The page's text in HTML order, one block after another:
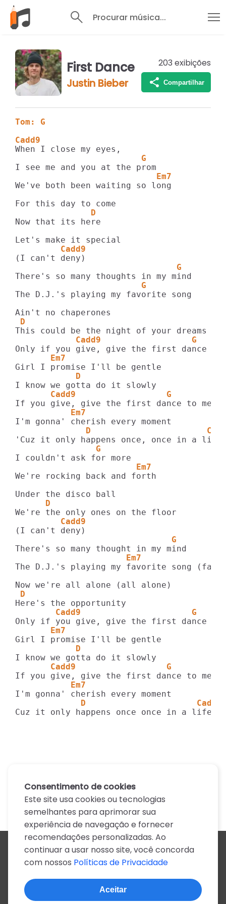
Procurar música...
First Dance
Justin Bieber
203 exibições
Compartilhar
Tom: G
Cadd9
                         G
                            Em7
We've both been waiting so long
               D
Now that its here
         Cadd9
                                G
                         G
The D.J.'s playing my favorite song
D
            Cadd9                  G
       Em7
            D
       Cadd9                  G
           Em7
D
                G
                        Em7
We're rocking back and forth
      D
         Cadd9
                               G
                      Em7
The D.J.'s playing my favorite song
D
        Cadd9                      G
       Em7
            D
       Cadd9                  G
           Em7
             D                      Cadd9
Cuz it only happens once once in a
Todos os artistas
A
B C D E F G H I J
N
O P Q R S T U V W X
Z
0-9
Consentimento de cookies
Este site usa cookies ou tecnologias
semelhantes para aprimorar sua
experiência de navegação e fornecer
recomendações personalizadas. Ao
continuar a usar nosso site, você concorda
com nossos Políticas de Privacidade
Aceitar